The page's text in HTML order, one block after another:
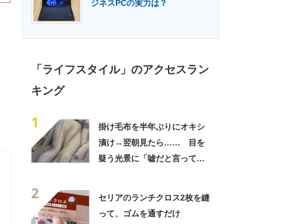
ジネスPCの実力は？
「ライフスタイル」のアクセスラン
キング
1
掛け毛布を半年ぶりにオキシ
漬け→翌朝見たら…… 目を
疑う光景に「嘘だと言ってく
2
セリアのランチクロス2枚を縫
って、ゴムを通すだけ